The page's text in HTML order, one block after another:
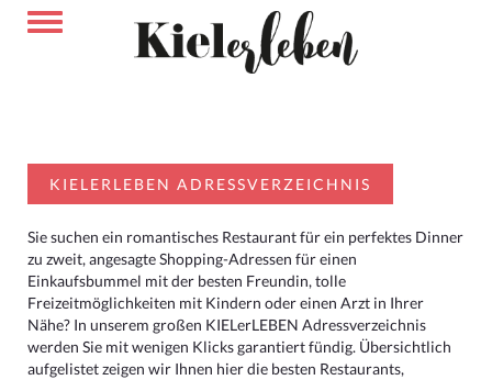
KIELERLEBEN ADRESSVERZEICHNIS
Sie suchen ein romantisches Restaurant für ein perfektes Dinner
zu zweit, angesagte Shopping-Adressen für einen
Einkaufsbummel mit der besten Freundin, tolle
Freizeitmöglichkeiten mit Kindern oder einen Arzt in Ihrer
Nähe? In unserem großen KIELerLEBEN Adressverzeichnis
werden Sie mit wenigen Klicks garantiert fündig. Übersichtlich
aufgelistet zeigen wir Ihnen hier die besten Restaurants,